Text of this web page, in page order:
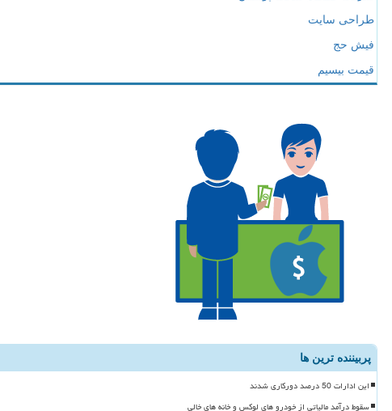
طراحی سایت
فیش حج
قیمت بیسیم
پربیننده ترین ها
این ادارات 50 درصد دورکاری شدند
سقوط درآمد مالیاتی از خودرو های لوکس و خانه های خالی